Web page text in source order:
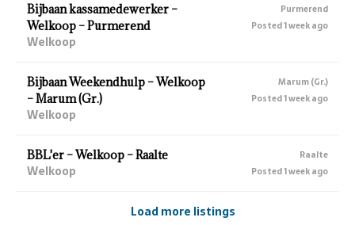
Bijbaan kassamedewerker –
Welkoop – Purmerend
Welkoop
Purmerend
Posted 1 week ago
Bijbaan Weekendhulp – Welkoop
– Marum (Gr.)
Welkoop
Marum (Gr.)
Posted 1 week ago
BBL'er – Welkoop – Raalte
Welkoop
Raalte
Posted 1 week ago
Load more listings